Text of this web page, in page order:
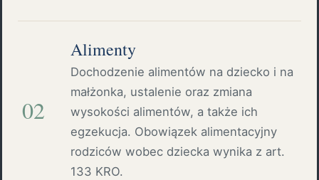
02
Alimenty
Dochodzenie alimentów na dziecko i na
małżonka, ustalenie oraz zmiana
wysokości alimentów, a także ich
egzekucja. Obowiązek alimentacyjny
rodziców wobec dziecka wynika z art.
133 KRO.